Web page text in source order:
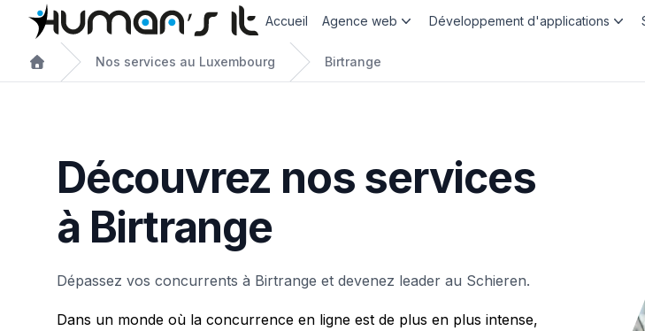
Accueil Agence web Développement d'applications
Nos services au Luxembourg Birtrange
Découvrez nos services
à Birtrange
Dépassez vos concurrents à Birtrange et devenez leader au Schieren.
Dans un monde où la concurrence en ligne est de plus en plus intense,